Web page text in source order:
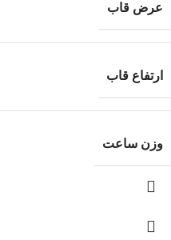
عرض قاب
ارتفاع قاب
وزن ساعت